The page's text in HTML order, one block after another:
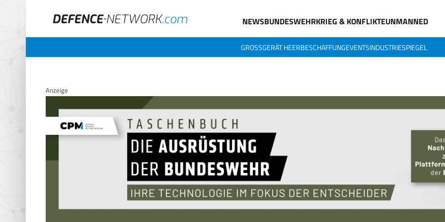
NEWSBUNDESWEHRKRIEG & KONFLIKTEUNMANNED
GROSSGERÄT HEERBESCHAFFUNGEVENTSINDUSTRIESPIEGEL
Anzeige